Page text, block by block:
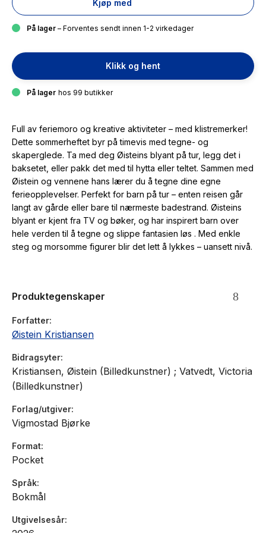
Kjøp med
På lager – Forventes sendt innen 1-2 virkedager
Klikk og hent
På lager hos 99 butikker
Full av feriemoro og kreative aktiviteter – med klistremerker!
Dette sommerheftet byr på timevis med tegne- og
skaperglede. Ta med deg Øisteins blyant på tur, legg det i
baksetet, eller pakk det med til hytta eller teltet. Sammen med
Øistein og vennene hans lærer du å tegne dine egne
ferieopplevelser. Perfekt for barn på tur – enten reisen går
langt av gårde eller bare til nærmeste badestrand. Øisteins
blyant er kjent fra TV og bøker, og har inspirert barn over
hele verden til å tegne og slippe fantasien løs . Med enkle
steg og morsomme figurer blir det lett å lykkes – uansett nivå.
Produktegenskaper
Forfatter
Øistein Kristiansen
Bidragsyter
Kristiansen, Øistein (Billedkunstner) ; Vatvedt, Victoria
(Billedkunstner)
Forlag/utgiver
Vigmostad Bjørke
Format
Pocket
Språk
Bokmål
Utgivelsesår